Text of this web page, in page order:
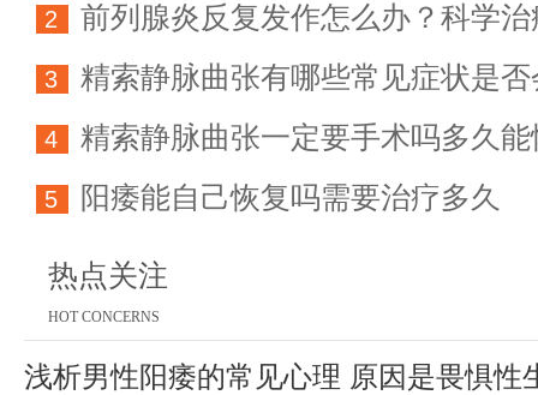
科学防治指南
2
前列腺炎反复发作怎么办？科学
方法详解
3
精索静脉曲张有哪些常见症状是
育能力
4 精索静脉曲张一定要手术吗多久能
5 阳痿能自己恢复吗需要治疗多久
热点关注
HOT CONCERNS
浅析男性阳痿的常见心理 原因是畏惧性